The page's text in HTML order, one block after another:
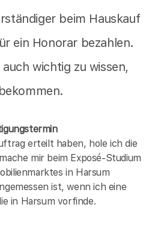
beim Hauskauf
ein Honorar bezahlen.
wichtig zu wissen,
erteilt haben, hole ich die
mir beim Exposé-Studium
in Harsum
ist, wenn ich eine
in Harsum vorfinde.